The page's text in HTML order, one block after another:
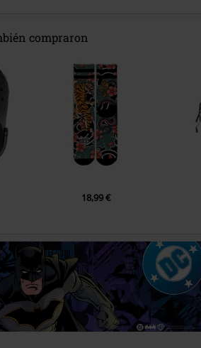
compraron
18,99 €